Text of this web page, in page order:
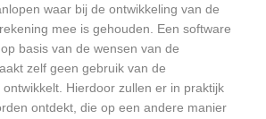
waar bij de ontwikkeling van de
mee is gehouden. Een software
basis van de wensen van de
zelf geen gebruik van de
ontwikkelt. Hierdoor zullen er in praktijk
ontdekt, die op een andere manier